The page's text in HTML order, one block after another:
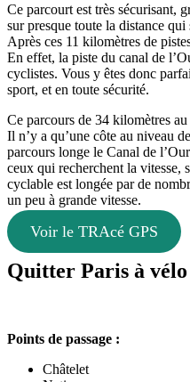
Ce parcourt est très sécurisant,
sur presque toute la distance
Après ces 11 kilomètres de
En effet, la piste du canal de
cyclistes. Vous y êtes donc
sport, et en toute sécurité.
Ce parcours de 34 kilomètres
Il n’y a qu’une côte au niveau
parcours longe le Canal de
ceux qui recherchent la vitesse,
cyclable est longée par de
un peu à grande vitesse.
Voir le TRAcé GPS
Quitter Paris à
Points de passage :
Châtelet